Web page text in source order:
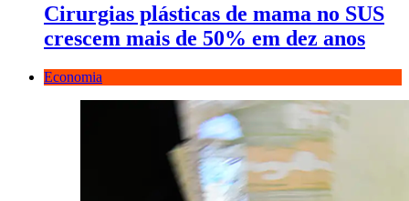
Cirurgias plásticas de mama no SUS
crescem mais de 50% em dez anos
Economia